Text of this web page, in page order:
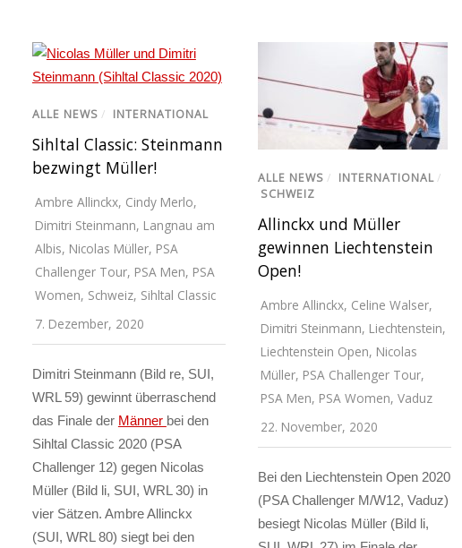
ALLE NEWS / INTERNATIONAL
Sihltal Classic: Steinmann
bezwingt Müller!
Ambre Allinckx, Cindy Merlo,
Dimitri Steinmann, Langnau am
Albis, Nicolas Müller, PSA
Challenger Tour, PSA Men, PSA
Women, Schweiz, Sihltal Classic
7. Dezember, 2020
Dimitri Steinmann (Bild re, SUI,
WRL 59) gewinnt überraschend
das Finale der Männer bei den
Sihltal Classic 2020 (PSA
Challenger 12) gegen Nicolas
Müller (Bild li, SUI, WRL 30) in
vier Sätzen. Ambre Allinckx
(SUI, WRL 80) siegt bei den
ALLE NEWS / INTERNATIONAL/
SCHWEIZ
Allinckx und Müller
gewinnen Liechtenstein
Open!
Ambre Allinckx, Celine Walser,
Dimitri Steinmann, Liechtenstein,
Liechtenstein Open, Nicolas
Müller, PSA Challenger Tour,
PSA Men, PSA Women, Vaduz
22. November, 2020
Bei den Liechtenstein Open 2020
(PSA Challenger M/W12, Vaduz)
besiegt Nicolas Müller (Bild li,